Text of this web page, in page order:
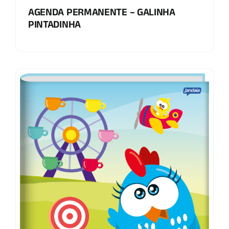
AGENDA PERMANENTE – GALINHA
PINTADINHA